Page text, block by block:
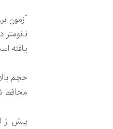
یافته
حجم
محافظ
پیش از